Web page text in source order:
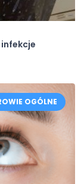
OGÓLNE